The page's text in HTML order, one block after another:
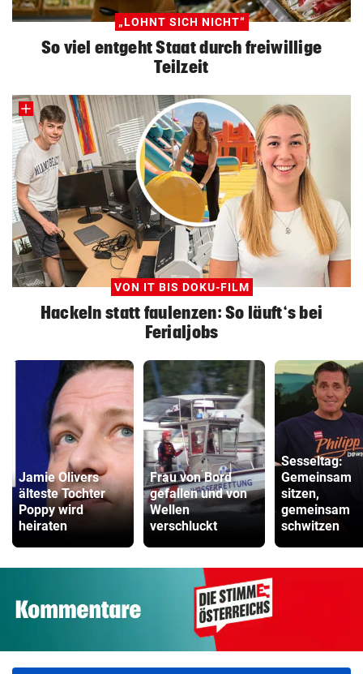
„LOHNT SICH NICHT“
So viel entgeht Staat durch freiwillige
Teilzeit
VON IT BIS DOKU-FILM
Hackeln statt faulenzen: So läuft‘s bei
Ferialjobs
Jamie Olivers
älteste Tochter
Poppy wird
heiraten
Frau von Bord
gefallen und von
Wellen
verschluckt
Sesseltag:
Gemeinsam
sitzen,
gemeinsam
schwitzen